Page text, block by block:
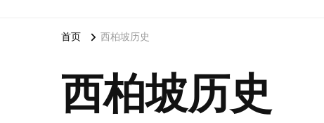
首页 西柏坡历史
西柏坡历史